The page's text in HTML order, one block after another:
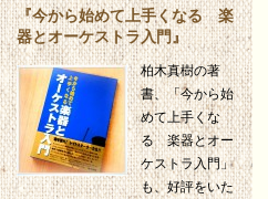
『今から始めて上手くなる 楽
器とオーケストラ入門』
柏木真樹の著
書、「今から始
めて上手くな
る 楽器とオー
ケストラ入門」
も、好評をいた